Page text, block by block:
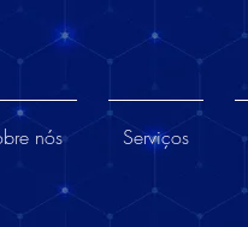
nós Serviços